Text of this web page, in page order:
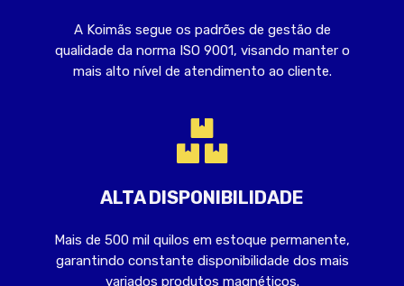
A Koimãs segue os padrões de gestão de
qualidade da norma ISO 9001, visando manter o
mais alto nível de atendimento ao cliente.
ALTA DISPONIBILIDADE
Mais de 500 mil quilos em estoque permanente,
garantindo constante disponibilidade dos mais
variados produtos magnéticos.